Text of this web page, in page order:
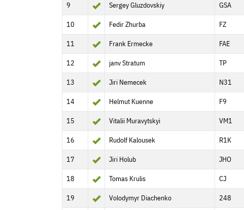
9 Sergey Gluzdovskiy GSA
10 Fedir Zhurba FZ
11 Frank Ermecke FAE
12 janv Stratum TP
13 Jiri Nemecek N31
14 Helmut Kuenne F9
15 Vitalii Muravytskyi VM1
16 Rudolf Kalousek R1K
17 Jiri Holub JHO
18 Tomas Krulis CJ
19 Volodymyr Diachenko 248